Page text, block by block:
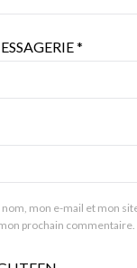
*
mon e-mail et mon
prochain commentaire.